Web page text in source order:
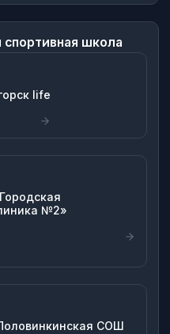
спортивная школа
life
№2»
СОШ